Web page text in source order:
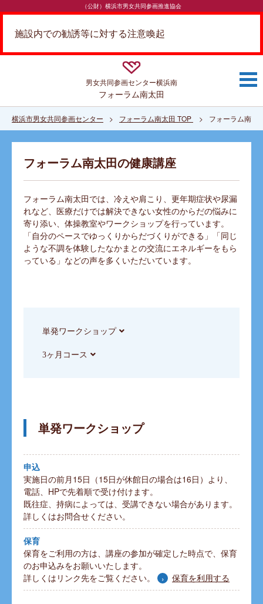
（公財）横浜市男女共同参画推進協会
施設内での勧誘等に対する注意喚起
男女共同参画センター横浜南
フォーラム南太田
横浜市男女共同参画センター フォーラム南太田 TOP フォーラム南太
フォーラム南太田の健康講座
フォーラム南太田では、冷えや肩こり、更年期症状や尿漏
れなど、医療だけでは解決できない女性のからだの悩みに
寄り添い、体操教室やワークショップを行っています。
「自分のペースでゆっくりからだづくりができる」「同じ
ような不調を体験したなかまとの交流にエネルギーをもら
っている」などの声を多くいただいています。
単発ワークショップ
3ヶ月コース
単発ワークショップ
申込
実施日の前月15日（15日が休館日の場合は16日）より、
電話、HPで先着順で受け付けます。
既往症、持病によっては、受講できない場合があります。
詳しくはお問合せください。
保育
保育をご利用の方は、講座の参加が確定した時点で、保育
のお申込みをお願いいたします。
詳しくはリンク先をご覧ください。
保育を利用する